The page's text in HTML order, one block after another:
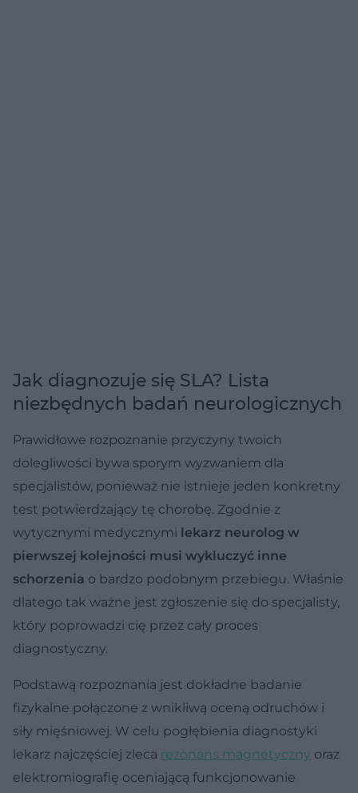
Jak diagnozuje się SLA? Lista
niezbędnych badań neurologicznych
Prawidłowe rozpoznanie przyczyny twoich
dolegliwości bywa sporym wyzwaniem dla
specjalistów, ponieważ nie istnieje jeden konkretny
test potwierdzający tę chorobę. Zgodnie z
wytycznymi medycznymi lekarz neurolog w
pierwszej kolejności musi wykluczyć inne
schorzenia o bardzo podobnym przebiegu. Właśnie
dlatego tak ważne jest zgłoszenie się do specjalisty,
który poprowadzi cię przez cały proces
diagnostyczny.
Podstawą rozpoznania jest dokładne badanie
fizykalne połączone z wnikliwą oceną odruchów i
siły mięśniowej. W celu pogłębienia diagnostyki
lekarz najczęściej zleca rezonans magnetyczny oraz
elektromiografię oceniającą funkcjonowanie